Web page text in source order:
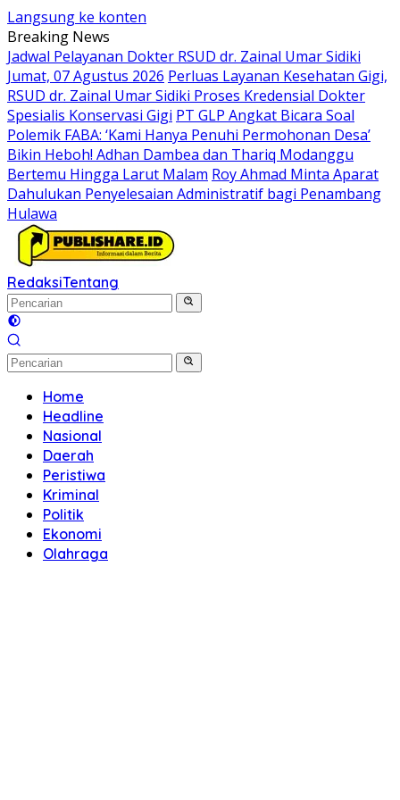
Langsung ke konten
Breaking News
Jadwal Pelayanan Dokter RSUD dr. Zainal Umar Sidiki
Jumat, 07 Agustus 2026 Perluas Layanan Kesehatan Gigi,
RSUD dr. Zainal Umar Sidiki Proses Kredensial Dokter
Spesialis Konservasi Gigi PT GLP Angkat Bicara Soal
Polemik FABA: ‘Kami Hanya Penuhi Permohonan Desa’
Bikin Heboh! Adhan Dambea dan Thariq Modanggu
Bertemu Hingga Larut Malam Roy Ahmad Minta Aparat
Dahulukan Penyelesaian Administratif bagi Penambang
Hulawa
RedaksiTentang
Home
Headline
Nasional
Daerah
Peristiwa
Kriminal
Politik
Ekonomi
Olahraga